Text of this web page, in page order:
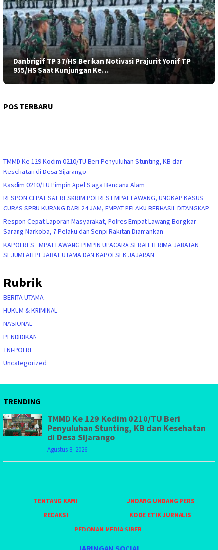
Danbrigif TP 37/HS Berikan Motivasi Prajurit Yonif TP
955/HS Saat Kunjungan Ke…
POS TERBARU
TMMD Ke 129 Kodim 0210/TU Beri Penyuluhan Stunting, KB dan
Kesehatan di Desa Sijarango
Kasdim 0210/TU Pimpin Apel Siaga Bencana Alam
RESPON CEPAT SAT RESKRIM POLRES EMPAT LAWANG, UNGKAP KASUS
CURAS SPBU KURANG DARI 24 JAM, EMPAT PELAKU BERHASIL DITANGKAP
Respon Cepat Laporan Masyarakat, Polres Empat Lawang Bongkar
Sarang Narkoba, 7 Pelaku dan Senpi Rakitan Diamankan
KAPOLRES EMPAT LAWANG PIMPIN UPACARA SERAH TERIMA JABATAN
SEJUMLAH PEJABAT UTAMA DAN KAPOLSEK JAJARAN
Rubrik
BERITA UTAMA
HUKUM & KRIMINAL
NASIONAL
PENDIDIKAN
TNI-POLRI
Uncategorized
TRENDING
TMMD Ke 129 Kodim 0210/TU Beri
Penyuluhan Stunting, KB dan Kesehatan
di Desa Sijarango
Agustus 8, 2026
TENTANG KAMI
UNDANG UNDANG PERS
REDAKSI
KODE ETIK JURNALIS
PEDOMAN MEDIA SIBER